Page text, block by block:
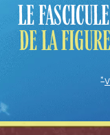
LE FASCICULE
DE LA
*